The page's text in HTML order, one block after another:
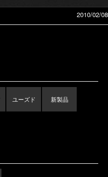
2010/02/08
ユーズド 新製品